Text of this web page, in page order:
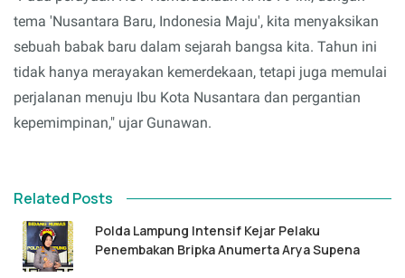
tema 'Nusantara Baru, Indonesia Maju', kita menyaksikan
sebuah babak baru dalam sejarah bangsa kita. Tahun ini
tidak hanya merayakan kemerdekaan, tetapi juga memulai
perjalanan menuju Ibu Kota Nusantara dan pergantian
kepemimpinan," ujar Gunawan.
Related Posts
Polda Lampung Intensif Kejar Pelaku
Penembakan Bripka Anumerta Arya Supena